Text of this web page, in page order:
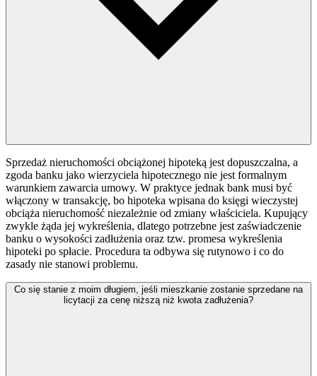
Sprzedaż nieruchomości obciążonej hipoteką jest dopuszczalna, a
zgoda banku jako wierzyciela hipotecznego nie jest formalnym
warunkiem zawarcia umowy. W praktyce jednak bank musi być
włączony w transakcję, bo hipoteka wpisana do księgi wieczystej
obciąża nieruchomość niezależnie od zmiany właściciela. Kupujący
zwykle żąda jej wykreślenia, dlatego potrzebne jest zaświadczenie
banku o wysokości zadłużenia oraz tzw. promesa wykreślenia
hipoteki po spłacie. Procedura ta odbywa się rutynowo i co do
zasady nie stanowi problemu.
Co się stanie z moim długiem, jeśli mieszkanie zostanie sprzedane na
licytacji za cenę niższą niż kwota zadłużenia?